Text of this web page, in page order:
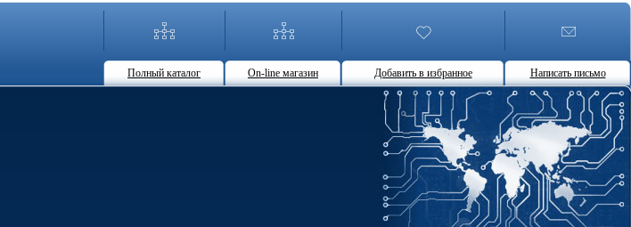
Полный каталог On-line магазин Добавить в избранное Написать письмо